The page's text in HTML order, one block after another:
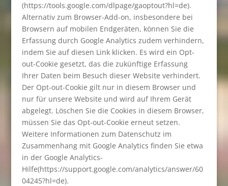
(https://tools.google.com/dlpage/gaoptout?hl=de).
Alternativ zum Browser-Add-on, insbesondere bei
Browsern auf mobilen Endgeräten, können Sie die
Erfassung durch Google Analytics zudem verhindern,
indem Sie auf diesen Link klicken. Es wird ein Opt-
out-Cookie gesetzt, das die zukünftige Erfassung
Ihrer Daten beim Besuch dieser Website verhindert.
Der Opt-out-Cookie gilt nur in diesem Browser und
nur für unsere Website und wird auf Ihrem Gerät
abgelegt. Löschen Sie die Cookies in diesem Browser,
müssen Sie das Opt-out-Cookie erneut setzen.
Weitere Informationen zum Datenschutz im
Zusammenhang mit Google Analytics finden Sie etwa
in der Google Analytics-
Hilfe(https://support.google.com/analytics/answer/60
04245?hl=de).